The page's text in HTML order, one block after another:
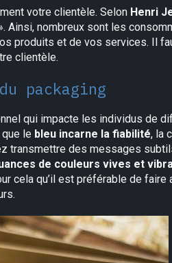
votre clientèle. Selon Henri
Ainsi, nombreux sont les
produits et de vos services. Il
clientèle.
packaging
qui impacte les individus de
le bleu incarne la fiabilité, la
transmettre des messages
de couleurs vives et
cela qu’il est préférable de